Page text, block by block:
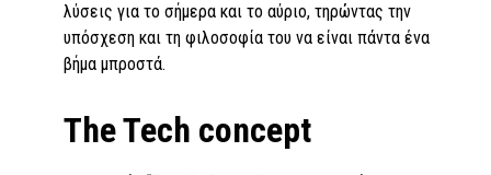
λύσεις για το σήμερα και το αύριο, τηρώντας την
υπόσχεση και τη φιλοσοφία του να είναι πάντα ένα
βήμα μπροστά.
The Tech concept